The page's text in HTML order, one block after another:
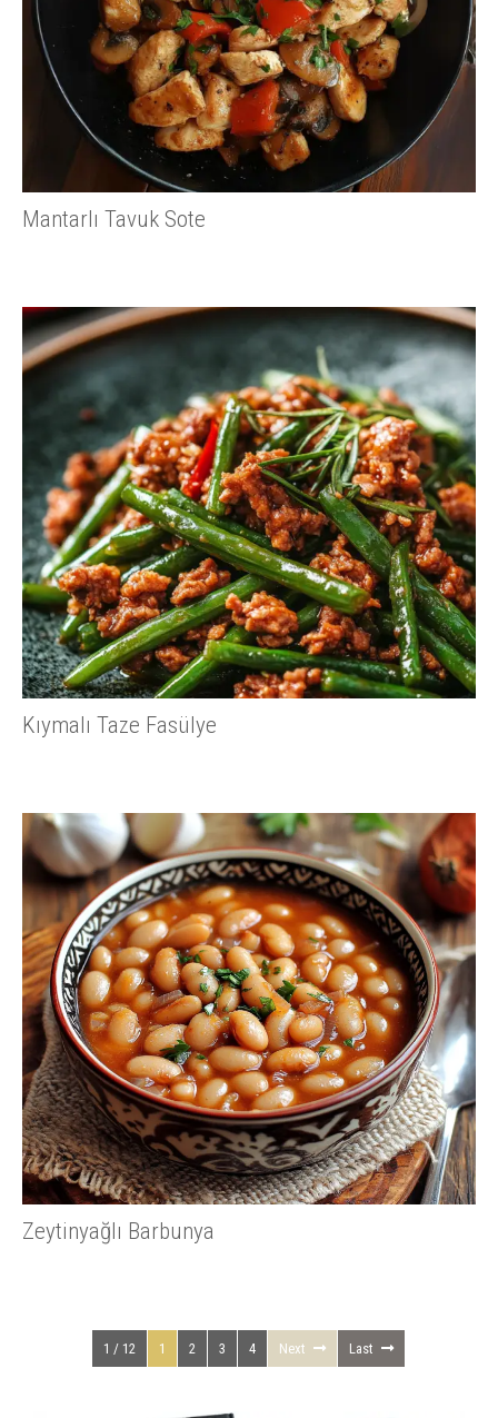
Mantarlı Tavuk Sote
Kıymalı Taze Fasülye
Zeytinyağlı Barbunya
1 / 12 1 2 3 4 Next Last